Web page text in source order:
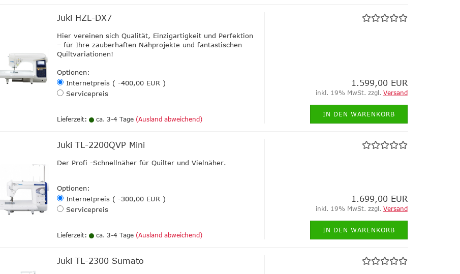
Juki HZL-DX7
​Hier vereinen sich Qualität, Einzigartigkeit und Perfektion
– für Ihre zauberhaften Nähprojekte und fantastischen
Quiltvariationen!
Optionen:
Internetpreis ( -400,00 EUR )
Servicepreis
Lieferzeit: ca. 3-4 Tage (Ausland abweichend)
1.599,00 EUR
inkl. 19% MwSt. zzgl. Versand
IN DEN WARENKORB
Juki TL-2200QVP Mini
Der Profi -Schnellnäher für Quilter und Vielnäher.
Optionen:
Internetpreis ( -300,00 EUR )
Servicepreis
Lieferzeit: ca. 3-4 Tage (Ausland abweichend)
1.699,00 EUR
inkl. 19% MwSt. zzgl. Versand
IN DEN WARENKORB
Juki TL-2300 Sumato